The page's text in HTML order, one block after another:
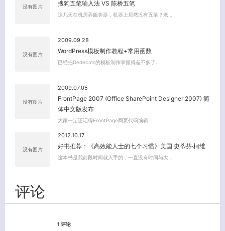
没有图片 搜狗五笔输入法 VS 陈桥五笔
这几天在机房弄服务器，机器上居然没有五笔？老…
没有图片
2009.09.28
WordPress模板制作教程+常用函数
已经把Dedecms的模板制作掌握得差不多了…
没有图片
2009.07.05
FrontPage 2007 (Office SharePoint Designer 2007) 简
体中文版发布
大家一定还记得FrontPage网页代码编辑…
没有图片
2012.10.17
好书推荐：《高效能人士的七个习惯》美国 史蒂芬·柯维
这本书是我前段时间就入手的，一直没有时间与大…
评论
1 评论